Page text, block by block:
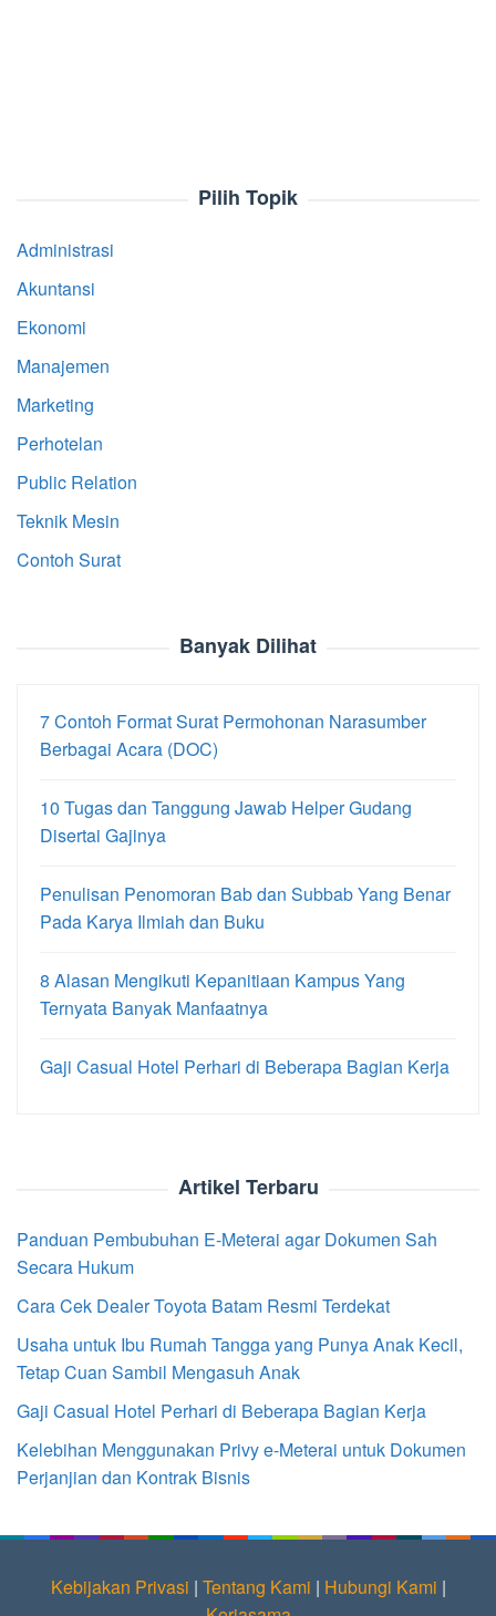
Pilih Topik
Administrasi
Akuntansi
Ekonomi
Manajemen
Marketing
Perhotelan
Public Relation
Teknik Mesin
Contoh Surat
Banyak Dilihat
7 Contoh Format Surat Permohonan Narasumber
Berbagai Acara (DOC)
10 Tugas dan Tanggung Jawab Helper Gudang
Disertai Gajinya
Penulisan Penomoran Bab dan Subbab Yang Benar
Pada Karya Ilmiah dan Buku
8 Alasan Mengikuti Kepanitiaan Kampus Yang
Ternyata Banyak Manfaatnya
Gaji Casual Hotel Perhari di Beberapa Bagian Kerja
Artikel Terbaru
Panduan Pembubuhan E-Meterai agar Dokumen Sah
Secara Hukum
Cara Cek Dealer Toyota Batam Resmi Terdekat
Usaha untuk Ibu Rumah Tangga yang Punya Anak Kecil,
Tetap Cuan Sambil Mengasuh Anak
Gaji Casual Hotel Perhari di Beberapa Bagian Kerja
Kelebihan Menggunakan Privy e-Meterai untuk Dokumen
Perjanjian dan Kontrak Bisnis
Kebijakan Privasi | Tentang Kami | Hubungi Kami |